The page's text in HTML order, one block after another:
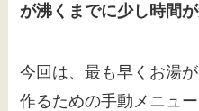
が沸くまでに少し時間
今回は、最も早くお湯
作るための手動メニュ